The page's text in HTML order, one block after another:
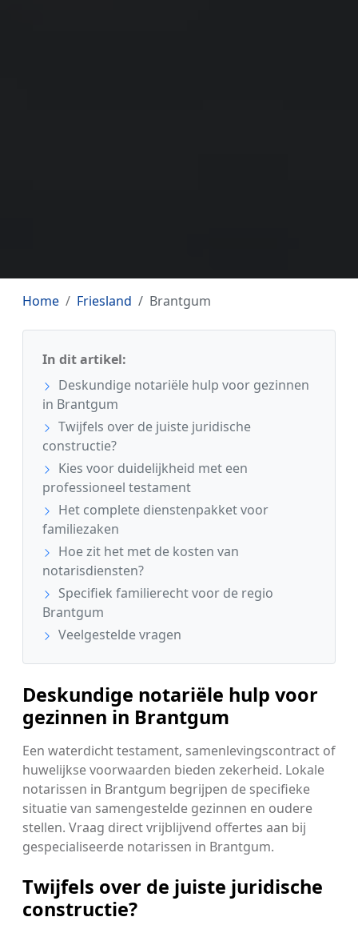
Home Friesland Brantgum
In dit artikel:
Deskundige notariële hulp voor gezinnen
in Brantgum
Twijfels over de juiste juridische
constructie?
Kies voor duidelijkheid met een
professioneel testament
Het complete dienstenpakket voor
familiezaken
Hoe zit het met de kosten van
notarisdiensten?
Specifiek familierecht voor de regio
Brantgum
Veelgestelde vragen
Deskundige notariële hulp voor
gezinnen in Brantgum
Een waterdicht testament, samenlevingscontract of
huwelijkse voorwaarden bieden zekerheid. Lokale
notarissen in Brantgum begrijpen de specifieke
situatie van samengestelde gezinnen en oudere
stellen. Vraag direct vrijblijvend offertes aan bij
gespecialiseerde notarissen in Brantgum.
Twijfels over de juiste juridische
constructie?